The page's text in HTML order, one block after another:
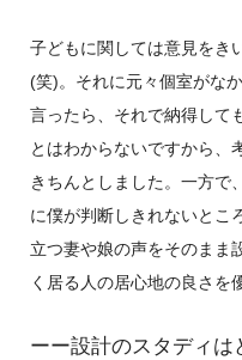
子どもに関しては意見をき
(笑)。それに元々個室がな
言ったら、それで納得して
とはわからないですから、
きちんとしました。一方で
に僕が判断しきれないとこ
立つ妻や娘の声をそのまま
く居る人の居心地の良さを
ーー設計のスタディ